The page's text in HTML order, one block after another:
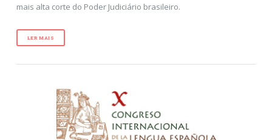
mais alta corte do Poder Judiciário brasileiro.
LER MAIS